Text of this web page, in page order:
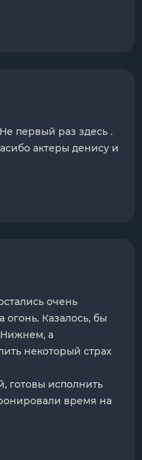
первый раз здесь .
актеры денису и
очень
огонь. Казалось, бы
а
некоторый страх
готовы исполнить
время на